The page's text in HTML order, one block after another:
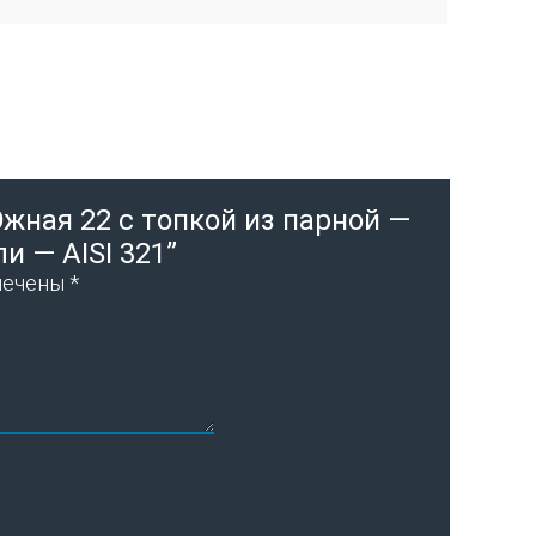
22 с топкой из парной —
— AISI 321”
*